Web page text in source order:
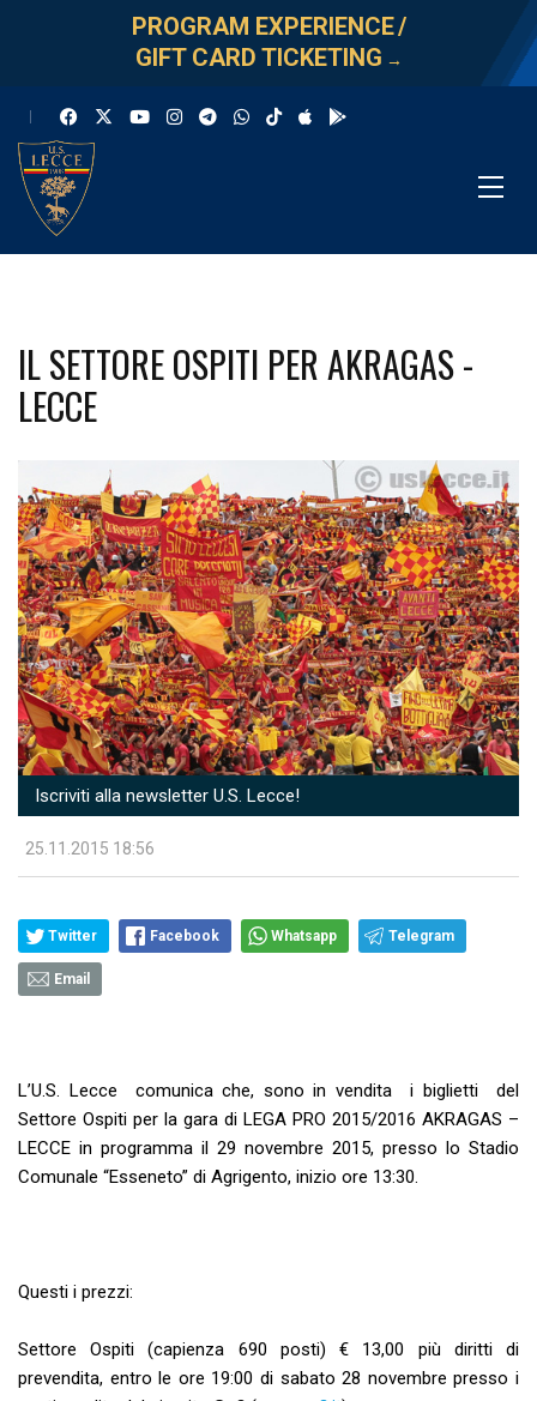
PROGRAM EXPERIENCE/
GIFT CARD TICKETING →
IL SETTORE OSPITI PER AKRAGAS -
LECCE
Iscriviti alla newsletter U.S. Lecce!
25.11.2015 18:56
Twitter Facebook Whatsapp Telegram
Email
L’U.S. Lecce comunica che, sono in vendita i biglietti del
Settore Ospiti per la gara di LEGA PRO 2015/2016 AKRAGAS –
LECCE in programma il 29 novembre 2015, presso lo Stadio
Comunale “Esseneto” di Agrigento, inizio ore 13:30.
Questi i prezzi:
Settore Ospiti (capienza 690 posti) € 13,00 più diritti di
prevendita, entro le ore 19:00 di sabato 28 novembre presso i